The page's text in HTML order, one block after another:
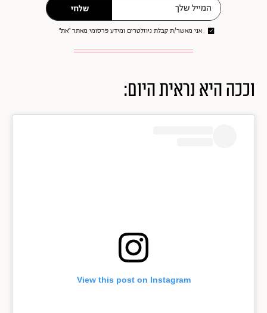
שלחי
אני מאשר/ת קבלת ניוזלטרים ומידע פרסומי מאתר ״את״
וככה היא נראית היום:
View this post on Instagram